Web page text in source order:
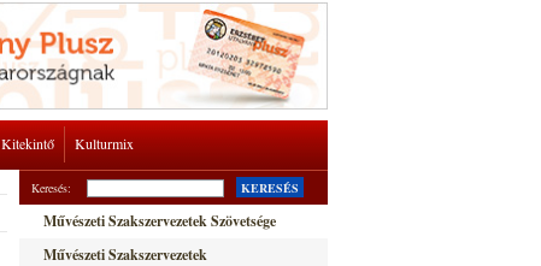
Kitekintő Kulturmix
Keresés: KERESÉS
Művészeti Szakszervezetek Szövetsége
Művészeti Szakszervezetek